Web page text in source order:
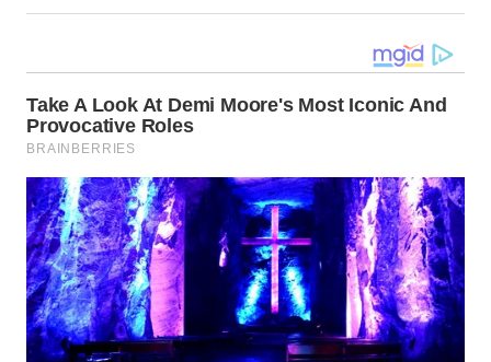
WN
SIMALUNGUN
WN
LABUHANBATU
WN
TAPANULI
TENGAH